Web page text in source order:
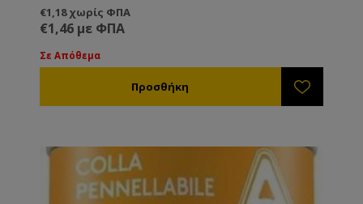
€1,18 χωρίς ΦΠΑ
€1,46 με ΦΠΑ
Σε Απόθεμα